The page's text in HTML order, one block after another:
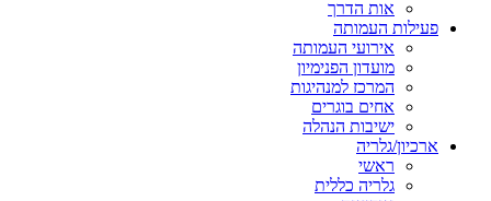
אות הדרך
פעילות העמותה
אירועי העמותה
מועדון הפנימיון
המרכז למנהיגות
אחים בוגרים
ישיבות הנהלה
ארכיון/גלריה
ראשי
גלריה כללית